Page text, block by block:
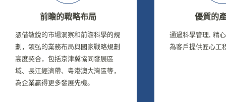
前瞻的戰略布局
憑借敏銳的市場洞察和前瞻科學的規
劃，領弘的業務布局與國家戰略規劃
高度契合，包括京津冀協同發展區
域、長江經濟帶、粵港澳大灣區等，
為企業贏得更多發展先機。
優質的
通過科學管理, 精
為客戶提供匠心工